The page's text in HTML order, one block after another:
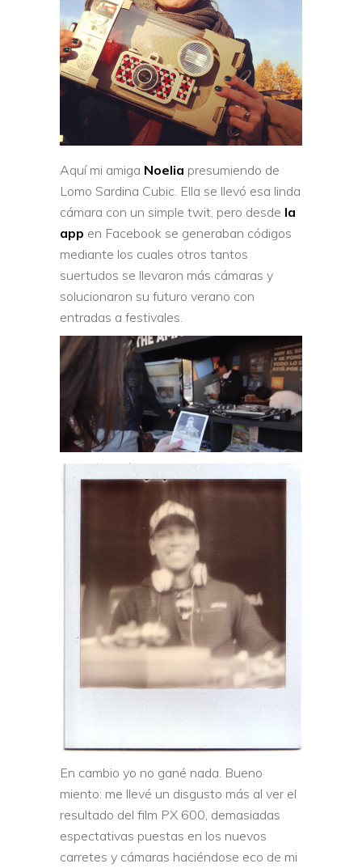
Aquí mi amiga Noelia presumiendo de
Lomo Sardina Cubic. Ella se llevó esa linda
cámara con un simple twit, pero desde la
app en Facebook se generaban códigos
mediante los cuales otros tantos
suertudos se llevaron más cámaras y
solucionaron su futuro verano con
entradas a festivales.
En cambio yo no gané nada. Bueno
miento: me llevé un disgusto más al ver el
resultado del film PX 600, demasiadas
espectativas puestas en los nuevos
carretes y cámaras haciéndose eco de mi